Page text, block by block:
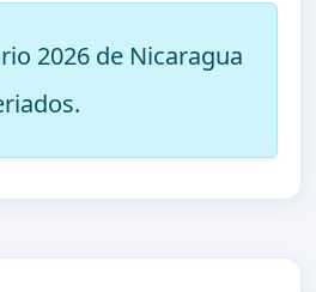
2026 de Nicaragua
.